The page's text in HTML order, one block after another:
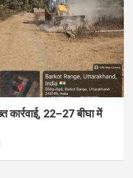
22–27 बीघा में